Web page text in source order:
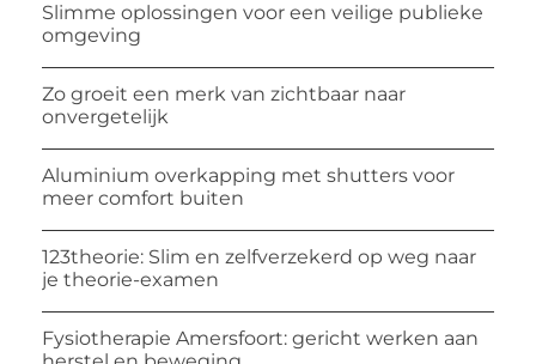
Slimme oplossingen voor een veilige publieke
omgeving
Zo groeit een merk van zichtbaar naar
onvergetelijk
Aluminium overkapping met shutters voor
meer comfort buiten
123theorie: Slim en zelfverzekerd op weg naar
je theorie-examen
Fysiotherapie Amersfoort: gericht werken aan